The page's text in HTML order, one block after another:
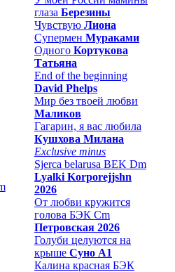
глаза Березины
Чувствую Лиона
Супермен Мураками
Одного Кортукова
Татьяна
End of the beginning
David Phelps
Мир без твоей любви
Маликов
Гагарин, я вас любила
Кушхова Милана
Exclusive minus
Sjerca belarusa BEK Dm
Lyalki Korporejjshn
2026
От любви кружится
голова БЭК Cm
Петровская 2026
Голуби целуются на
крыше Суно А1
Калина красная БЭК